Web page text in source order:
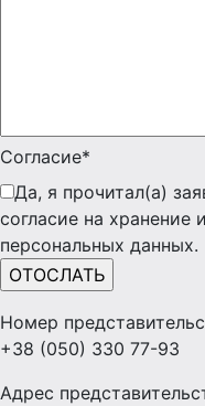
Согласие*
Да, я прочитал(а)
согласие на хранение
персональных данных.
Номер
+38 (050) 330 77-93
Адрес